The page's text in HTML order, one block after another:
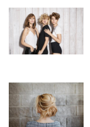
Konkursy
Recenzje
Studniówka
Dodaj
«
Dodaj
Dodaj
Najlepsze